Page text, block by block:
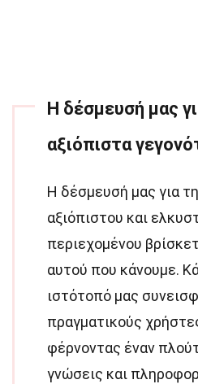
Η δέσμευσή μας
αξιόπιστα
Η δέσμευσή μας για
αξιόπιστου και
περιεχομένου
αυτού που κάνουμε.
ιστότοπό μας
πραγματικούς
φέρνοντας έναν
γνώσεις και